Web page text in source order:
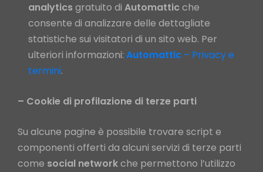
analytics gratuito di Automatticche
consente di analizzare delle dettagliate
statistiche sui visitatori di un sito web. Per
ulteriori informazioni: Automattic – Privacy e
termini.
– Cookie di profilazione di terze parti
Su alcune pagine è possibile trovare script e
componenti offerti da alcuni servizi di terze parti
come social networkche permettono l’utilizzo